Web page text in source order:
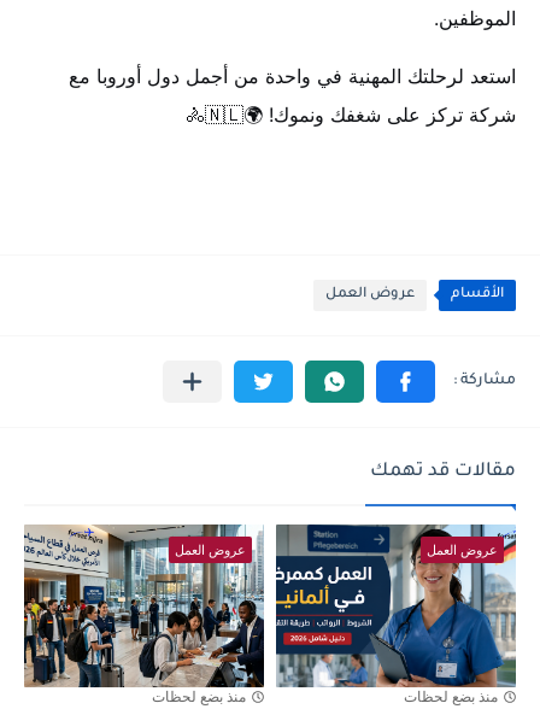
الموظفين.
استعد لرحلتك المهنية في واحدة من أجمل دول أوروبا مع
شركة تركز على شغفك ونموك! 🌍🇳🇱🚴
الأقسام عروض العمل
مقالات قد تهمك
عروض العمل
منذ بضع لحظات
عروض العمل
منذ بضع لحظات